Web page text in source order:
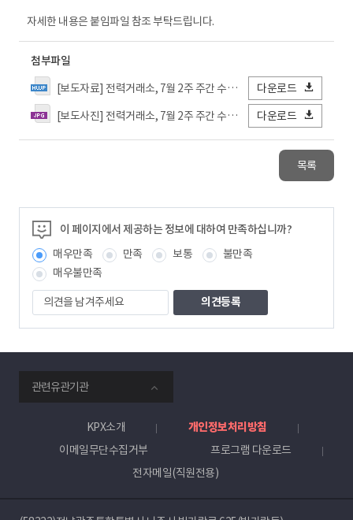
자세한 내용은 붙임파일 참조 부탁드립니다.
첨부파일
[보도자료] 전력거래소, 7월 2주 주간 수급실적 및 전망 발표.hwp
다운로드
[보도사진] 전력거래소, 7월 2주 주간 수급실적 및 전망 발표.jpg
다운로드
목록
이 페이지에서 제공하는 정보에 대하여 만족하십니까?
매우만족
만족 보통
불만족
매우불만족
의
견
을
겨
주
세
요
관련유관기관
KPX소개
개인정보처리방침
이메일무단수집거부
프로그램 다운로드
전자메일(직원전용)